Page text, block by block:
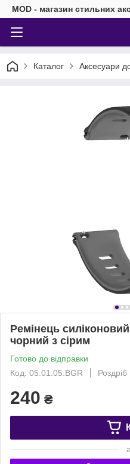
MOD - магазин стильних
Каталог Аксесуари
Ремінець
чорний з сірим
Готово до відправки
Код: 05.01.05.BGR
Роздріб
240 ₴